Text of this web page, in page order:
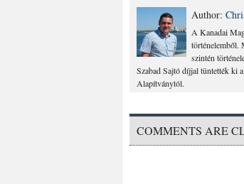
Author:
A Kanadai
történelemből.
szintén
Szabad Sajtó díjjal tüntették ki
Alapítványtól.
COMMENTS ARE